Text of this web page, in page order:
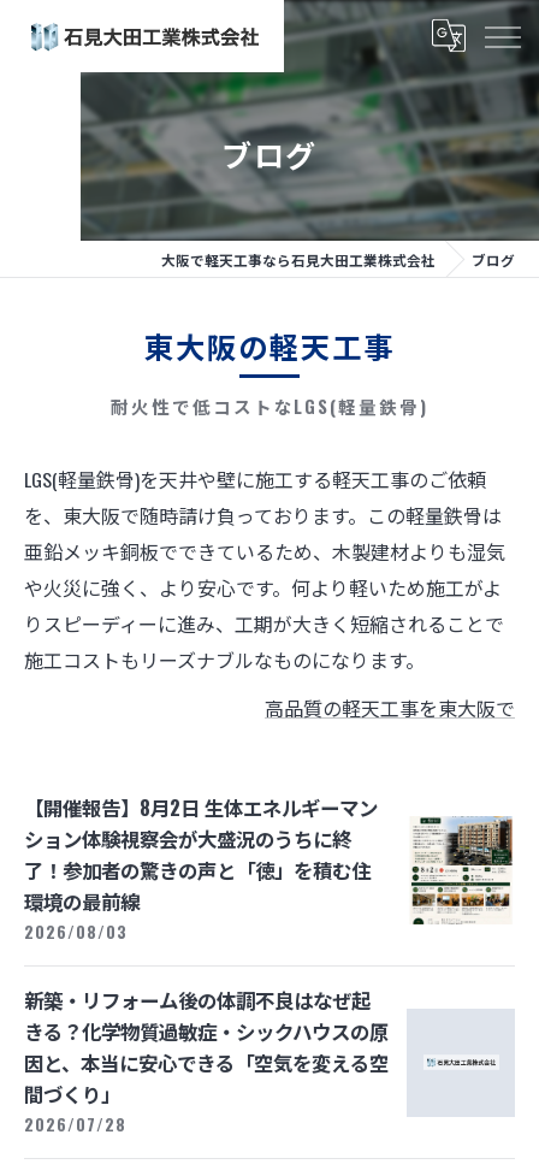
ブログ
大阪で軽天工事なら石見大田工業株式会社 ブログ
東大阪の軽天工事
耐火性で低コストなLGS(軽量鉄骨)
LGS(軽量鉄骨)を天井や壁に施工する軽天工事のご依頼
を、東大阪で随時請け負っております。この軽量鉄骨は
亜鉛メッキ銅板でできているため、木製建材よりも湿気
や火災に強く、より安心です。何より軽いため施工がよ
りスピーディーに進み、工期が大きく短縮されることで
施工コストもリーズナブルなものになります。
高品質の軽天工事を東大阪で
【開催報告】8月2日 生体エネルギーマン
ション体験視察会が大盛況のうちに終
了！参加者の驚きの声と「徳」を積む住
環境の最前線
2026/08/03
新築・リフォーム後の体調不良はなぜ起
きる？化学物質過敏症・シックハウスの原
因と、本当に安心できる「空気を変える空
間づくり」
2026/07/28